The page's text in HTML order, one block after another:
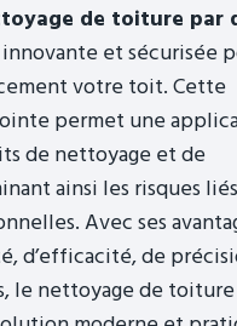
de toiture par
et sécurisée
votre toit. Cette
permet une
de nettoyage et de
ainsi les risques
Avec ses
d’efficacité, de
le nettoyage de